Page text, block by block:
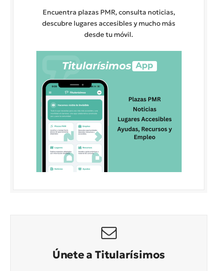
Encuentra plazas PMR, consulta noticias,
descubre lugares accesibles y mucho más
desde tu móvil.
Únete a Titularísimos